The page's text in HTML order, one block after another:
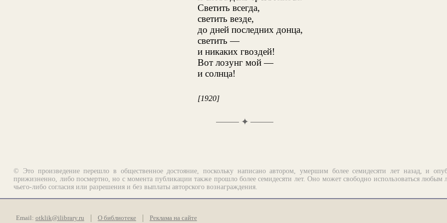
Светить всегда,
светить везде,
до дней последних донца,
светить —
и никаких гвоздей!
Вот лозунг мой —
и солнца!
[1920]
✦
© Это произведение перешло в общественное достояние, поскольку написано автором, умершим более семидесяти лет назад, и
прижизненно, либо посмертно, но с момента публикации также прошло более семидесяти лет. Оно может свободно использоваться любым
чьего-либо согласия или разрешения и без выплаты авторского вознаграждения.
Email: otklik@ilibrary.ru О библиотеке Реклама на сайте